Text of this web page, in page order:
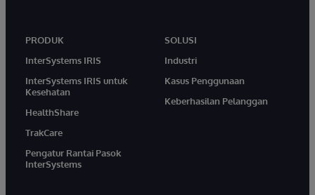
PRODUK
InterSystems IRIS
InterSystems IRIS untuk
Kesehatan
HealthShare
TrakCare
Pengatur Rantai Pasok
InterSystems
SOLUSI
Industri
Kasus Penggunaan
Keberhasilan Pelanggan